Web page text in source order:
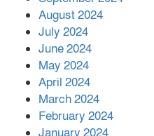
August 2024
July 2024
June 2024
May 2024
April 2024
March 2024
February 2024
January 2024